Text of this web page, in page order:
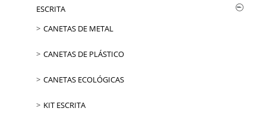
ESCRITA
CANETAS DE METAL
CANETAS DE PLÁSTICO
CANETAS ECOLÓGICAS
KIT ESCRITA